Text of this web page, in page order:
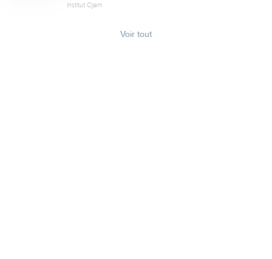
Institut Cijem
Voir tout